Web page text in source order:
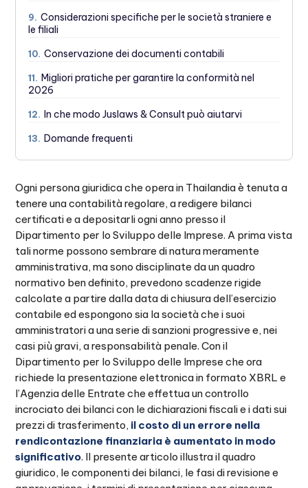
9. Considerazioni specifiche per le società straniere e
le filiali
10. Conservazione dei documenti contabili
11. Migliori pratiche per garantire la conformità nel
2026
12. In che modo Juslaws & Consult può aiutarvi
13. Domande frequenti
Ogni persona giuridica che opera in Thailandia è tenuta a
tenere una contabilità regolare, a redigere bilanci
certificati e a depositarli ogni anno presso il
Dipartimento per lo Sviluppo delle Imprese. A prima vista
tali norme possono sembrare di natura meramente
amministrativa, ma sono disciplinate da un quadro
normativo ben definito, prevedono scadenze rigide
calcolate a partire dalla data di chiusura dell’esercizio
contabile ed espongono sia la società che i suoi
amministratori a una serie di sanzioni progressive e, nei
casi più gravi, a responsabilità penale. Con il
Dipartimento per lo Sviluppo delle Imprese che ora
richiede la presentazione elettronica in formato XBRL e
l’Agenzia delle Entrate che effettua un controllo
incrociato dei bilanci con le dichiarazioni fiscali e i dati sui
prezzi di trasferimento, il costo di un errore nella
rendicontazione finanziaria è aumentato in modo
significativo. Il presente articolo illustra il quadro
giuridico, le componenti dei bilanci, le fasi di revisione e